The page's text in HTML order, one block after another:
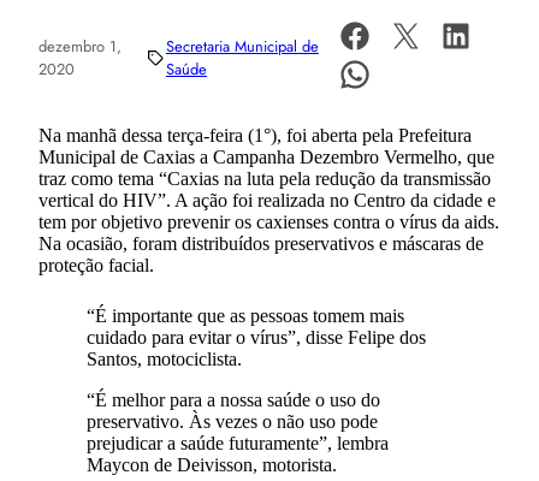
dezembro 1,
2020
Secretaria Municipal de
Saúde
Na manhã dessa terça-feira (1°), foi aberta pela Prefeitura
Municipal de Caxias a Campanha Dezembro Vermelho, que
traz como tema “Caxias na luta pela redução da transmissão
vertical do HIV”. A ação foi realizada no Centro da cidade e
tem por objetivo prevenir os caxienses contra o vírus da aids.
Na ocasião, foram distribuídos preservativos e máscaras de
proteção facial.
“É importante que as pessoas tomem mais
cuidado para evitar o vírus”, disse Felipe dos
Santos, motociclista.
“É melhor para a nossa saúde o uso do
preservativo. Às vezes o não uso pode
prejudicar a saúde futuramente”, lembra
Maycon de Deivisson, motorista.